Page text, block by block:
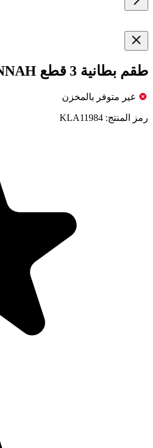
طقم بطانية 3 قطع SAVANNAH
غير متوفر بالمخزن
رمز المنتج: KLA11984